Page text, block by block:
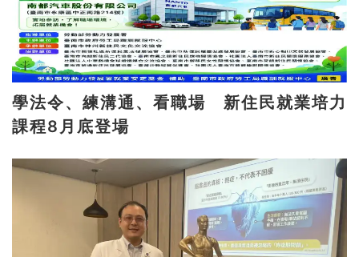
學法令、練溝通、看職場 新住民就業培力
課程8月底登場